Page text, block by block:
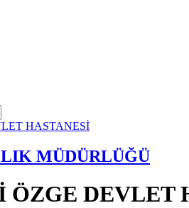
MÜDÜRLÜĞÜ
ÖZGE DEVLET